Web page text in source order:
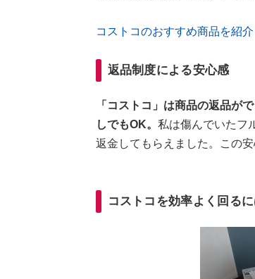
コストコのおすすめ商品を紹
返品制度による安心感
「コストコ」は商品の返品が
しでもOK。 私は傷んでいたフ
返金してもらえました。この
コストコを効率よく回る